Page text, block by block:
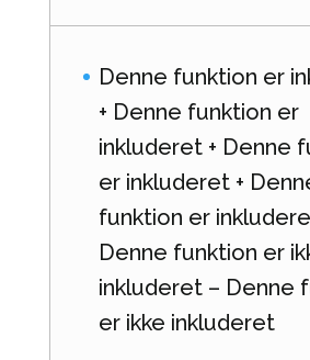
Denne funktion er
+ Denne funktion er
inkluderet + Denne
er inkluderet +
funktion er
Denne funktion er
inkluderet – Denne
er ikke inkluderet